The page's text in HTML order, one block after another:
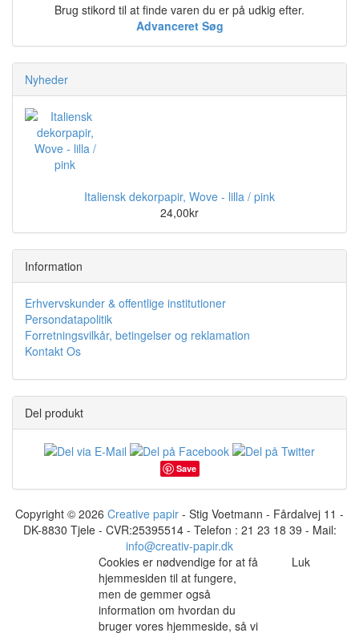
Brug stikord til at finde varen du er på udkig efter.
Advanceret Søg
Nyheder
Italiensk dekorpapir, Wove - lilla / pink
24,00kr
Information
Erhvervskunder & offentlige institutioner
Persondatapolitik
Forretningsvilkår, betingelser og reklamation
Kontakt Os
Del produkt
Save
Copyright © 2026 Creative papir - Stig Voetmann - Fårdalvej 11 -
DK-8830 Tjele - CVR:25395514 - Telefon : 21 23 18 39 - Mail:
info@creativ-papir.dk
Cookies er nødvendige for at få
hjemmesiden til at fungere,
men de gemmer også
information om hvordan du
bruger vores hjemmeside, så vi
Luk